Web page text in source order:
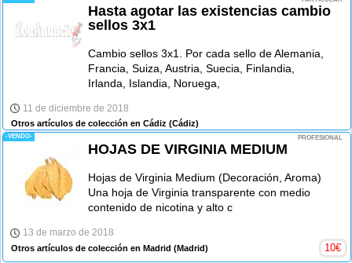
Hasta agotar las existencias cambio
sellos 3x1
Cambio sellos 3x1. Por cada sello de Alemania,
Francia, Suiza, Austria, Suecia, Finlandia,
Irlanda, Islandia, Noruega,
11 de diciembre de 2018
Otros artículos de colección en Cádiz (Cádiz)
-VENDO- PROFESIONAL
HOJAS DE VIRGINIA MEDIUM
Hojas de Virginia Medium (Decoración, Aroma)
Una hoja de Virginia transparente con medio
contenido de nicotina y alto c
13 de marzo de 2018
Otros artículos de colección en Madrid (Madrid) 10€